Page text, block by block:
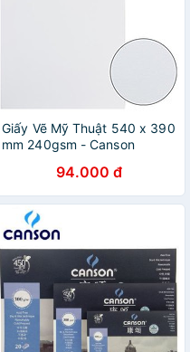
Giấy Vẽ Mỹ Thuật 540 x 390
mm 240gsm - Canson
94.000 đ